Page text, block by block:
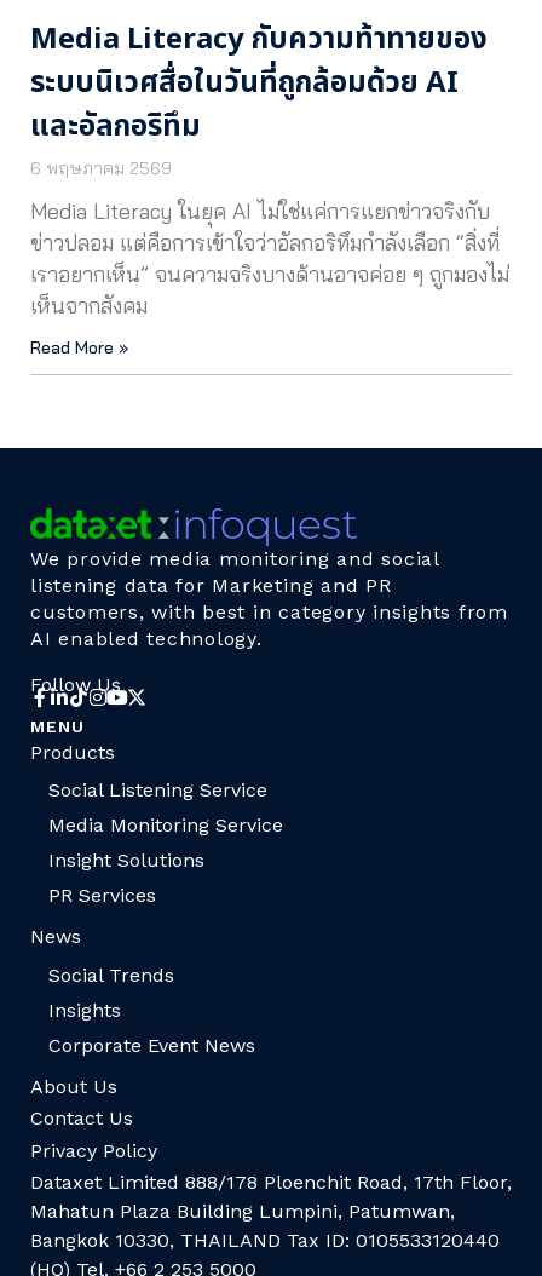
Media Literacy กับความท้าทายของ
ระบบนิเวศสื่อในวันที่ถูกล้อมด้วย AI
และอัลกอริทึม
6 พฤษภาคม 2569
Media Literacy ในยุค AI ไม่ใช่แค่การแยกข่าวจริงกับ
ข่าวปลอม แต่คือการเข้าใจว่าอัลกอริทึมกำลังเลือก “สิ่งที่
เราอยากเห็น” จนความจริงบางด้านอาจค่อย ๆ ถูกมองไม่
เห็นจากสังคม
Read More »
We provide media monitoring and social
listening data for Marketing and PR
customers, with best in category insights from
AI enabled technology.
Follow Us
MENU
Products
Social Listening Service
Media Monitoring Service
Insight Solutions
PR Services
News
Social Trends
Insights
Corporate Event News
About Us
Contact Us
Privacy Policy
Dataxet Limited 888/178 Ploenchit Road, 17th Floor,
Mahatun Plaza Building Lumpini, Patumwan,
Bangkok 10330, THAILAND Tax ID: 0105533120440
(HQ) Tel. +66 2 253 5000